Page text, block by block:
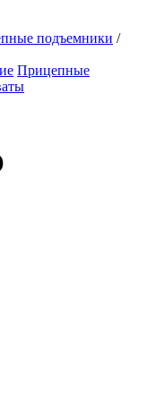
подъемники /
Прицепные